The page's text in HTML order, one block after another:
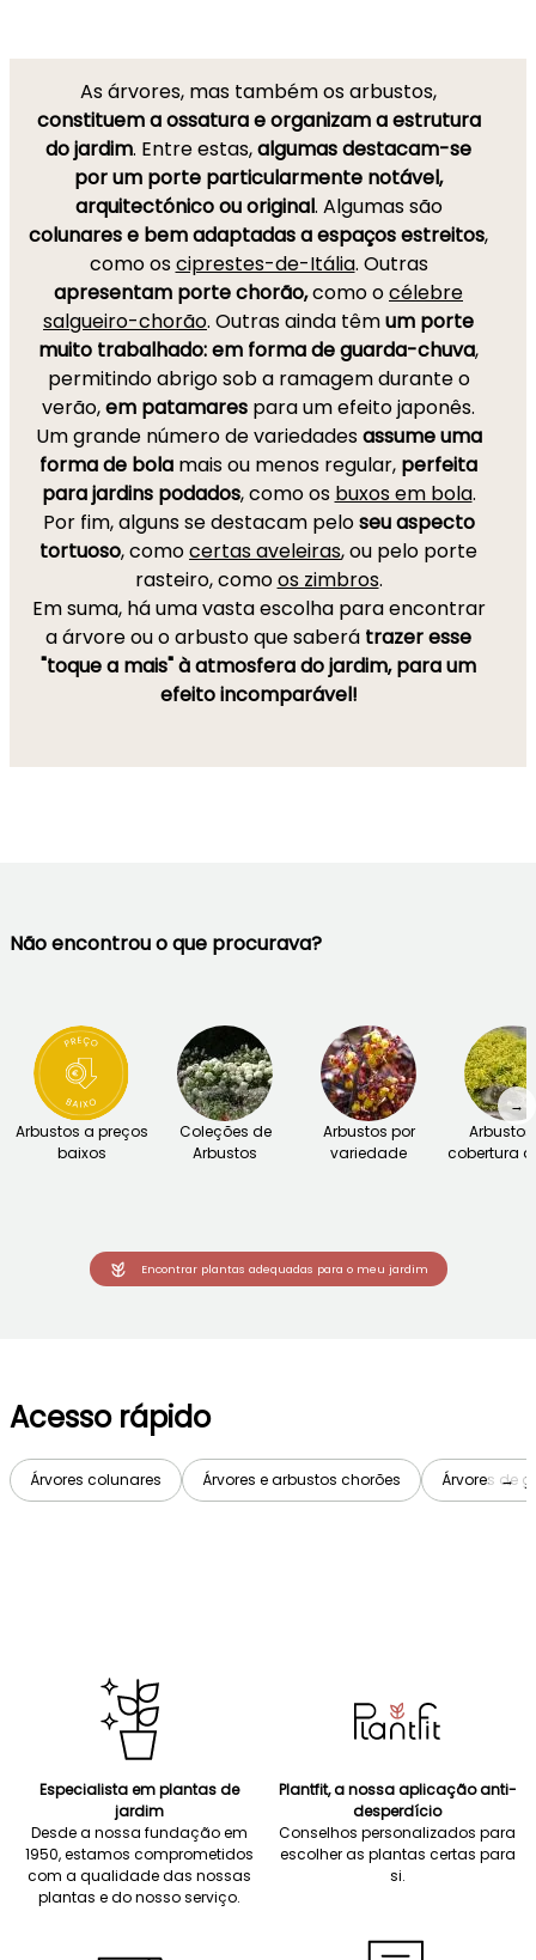
As árvores, mas também os arbustos,
constituem a ossatura e organizam a estrutura
do jardim. Entre estas,algumas destacam-se
por um porte particularmente notável,
arquitectónico ou original. Algumas são
colunares e bem adaptadas a espaços estreitos,
como osciprestes-de-Itália. Outras
apresentam porte chorão,como océlebre
salgueiro-chorão. Outras ainda têmum porte
muito trabalhado: em forma de guarda-chuva,
permitindo abrigo sob a ramagem durante o
verão,em patamares para um efeito japonês.
Um grande número de variedadesassume uma
forma de bola mais ou menos regular, perfeita
para jardins podados, como os buxos em bola.
Por fim, alguns se destacam peloseu aspecto
tortuoso, comocertas aveleiras, ou pelo porte
rasteiro, comoos zimbros.
Em suma, há uma vasta escolha para encontrar
a árvore ou o arbusto que saberá trazer esse
"toque a mais" à atmosfera do jardim, para um
efeito incomparável!
Não encontrou o que procurava?
Arbustos a preços
baixos
Coleções de
Arbustos
Arbustos por
variedade
cobertura
→
Encontrar plantas adequadas para o meu jardim
Acesso rápido
Árvores colunares Árvores e arbustos chorões Árvores de
→
Especialista em plantas de
jardim
Desde a nossa fundação em
1950, estamos comprometidos
com a qualidade das nossas
plantas e do nosso serviço.
Plantfit, a nossa aplicação anti-
desperdício
Conselhos personalizados para
escolher as plantas certas para
si.